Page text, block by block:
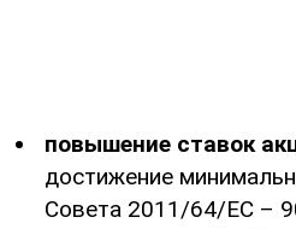
повышение ставок
достижение
Совета 2011/64/ЕС –